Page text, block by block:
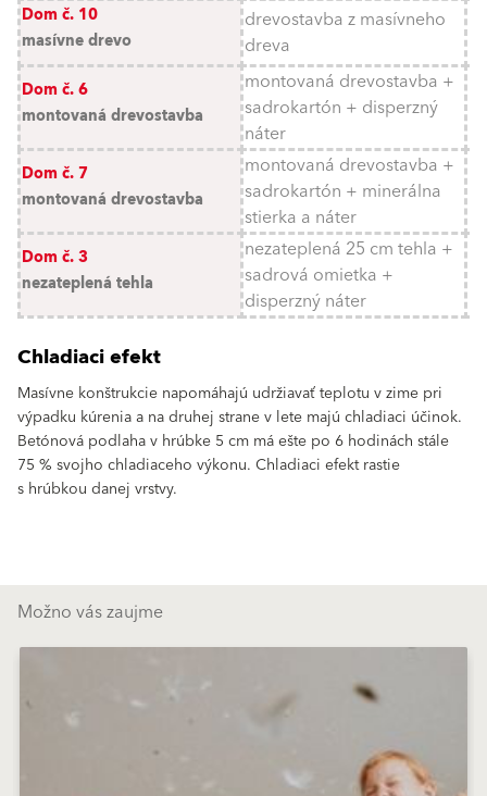
Dom č. 10
masívne drevo
drevostavba z masívneho
dreva
Dom č. 6
montovaná drevostavba
montovaná drevostavba +
sadrokartón + disperzný
náter
Dom č. 7
montovaná drevostavba
montovaná drevostavba +
sadrokartón + minerálna
stierka a náter
Dom č. 3
nezateplená tehla
nezateplená 25 cm tehla +
sadrová omietka +
disperzný náter
Chladiaci efekt
Masívne konštrukcie napomáhajú udržiavať teplotu v zime pri
výpadku kúrenia a na druhej strane v lete majú chladiaci účinok.
Betónová podlaha v hrúbke 5 cm má ešte po 6 hodinách stále
75 % svojho chladiaceho výkonu. Chladiaci efekt rastie
s hrúbkou danej vrstvy.
Možno vás zaujme